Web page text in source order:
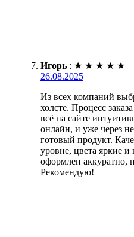
Игорь : ★ ★ ★ ★ ★
26.08.2025
Из всех компаний
холсте. Процесс
всё на сайте
онлайн, и уже через
готовый продукт.
уровне, цвета яркие
оформлен аккуратно,
Рекомендую!